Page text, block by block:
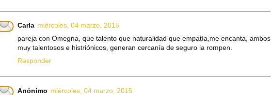
Carla miércoles, 04 marzo, 2015
pareja con Omegna, que talento que naturalidad que empatía,me encanta, ambos
muy talentosos e histriónicos, generan cercanía de seguro la rompen.
Responder
Anónimo miércoles, 04 marzo, 2015